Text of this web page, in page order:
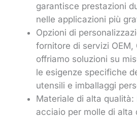
garantisce prestazioni
nelle applicazioni più
Opzioni di
fornitore di servizi OEM,
offriamo soluzioni su
le esigenze specifiche
utensili e imballaggi
Materiale di alta qualità:
acciaio per molle di alta